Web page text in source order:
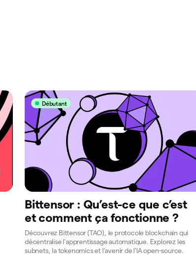
Débutant
Bittensor : Qu’est-ce que c’est
et comment ça fonctionne ?
Découvrez Bittensor (TAO), le protocole blockchain qui
décentralise l'apprentissage automatique. Explorez les
subnets, la tokenomics et l'avenir de l'IA open-source.